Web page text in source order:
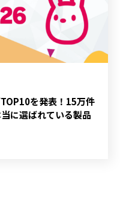
を発表！15万件
に選ばれている製品